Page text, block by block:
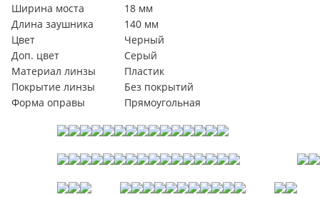
Ширина моста
18 мм
Длина заушника
140 мм
Цвет
Черный
Доп. цвет
Серый
Материал линзы
Пластик
Покрытие линзы
Без покрытий
Форма оправы
Прямоугольная